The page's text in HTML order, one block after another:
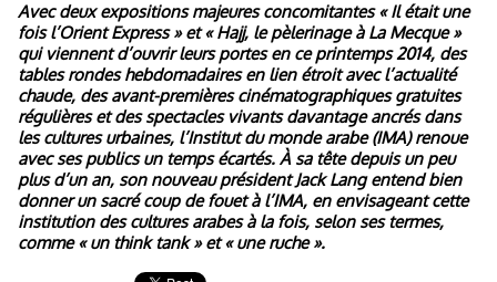
Avec deux expositions majeures concomitantes « Il était une
fois l’Orient Express » et « Hajj, le pèlerinage à La Mecque »
qui viennent d’ouvrir leurs portes en ce printemps 2014, des
tables rondes hebdomadaires en lien étroit avec l’actualité
chaude, des avant-premières cinématographiques gratuites
régulières et des spectacles vivants davantage ancrés dans
les cultures urbaines, l’Institut du monde arabe (IMA) renoue
avec ses publics un temps écartés. À sa tête depuis un peu
plus d’un an, son nouveau président Jack Lang entend bien
donner un sacré coup de fouet à l’IMA, en envisageant cette
institution des cultures arabes à la fois, selon ses termes,
comme « un think tank » et « une ruche ».